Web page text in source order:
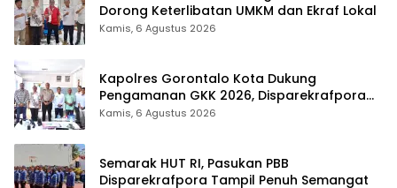
Dorong Keterlibatan UMKM dan Ekraf Lokal
Kamis, 6 Agustus 2026
Kapolres Gorontalo Kota Dukung
Pengamanan GKK 2026, Disparekrafpora
Perkuat Sinergi Lintas Sektor
Kamis, 6 Agustus 2026
Semarak HUT RI, Pasukan PBB
Disparekrafpora Tampil Penuh Semangat